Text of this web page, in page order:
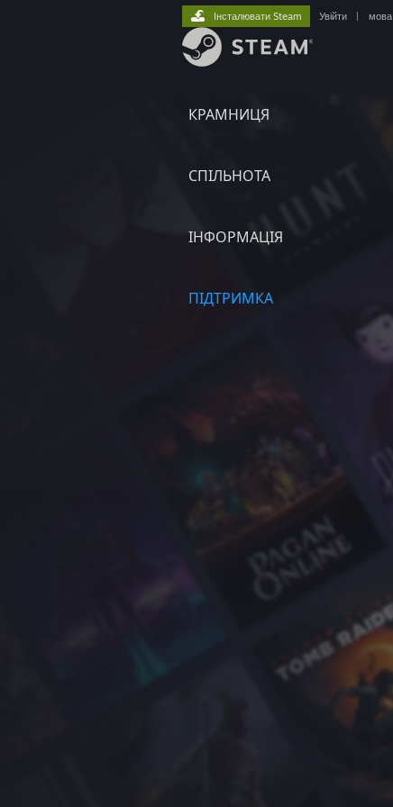
КРАМНИЦЯ
СПІЛЬНОТА
ІНФОРМАЦІЯ
ПІДТРИМКА
Інсталювати Steam Увійти мова